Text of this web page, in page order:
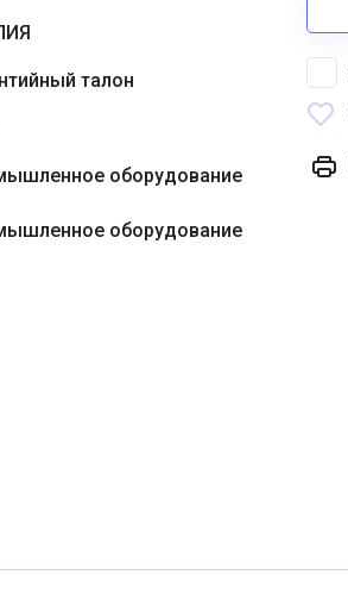
талон
оборудование
оборудование